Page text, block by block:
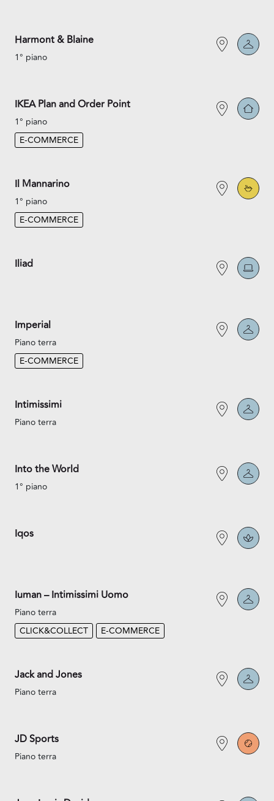
Harmont & Blaine
1° piano
IKEA Plan and Order Point
1° piano
E-COMMERCE
Il Mannarino
1° piano
E-COMMERCE
Iliad
Imperial
Piano terra
E-COMMERCE
Intimissimi
Piano terra
Into the World
1° piano
Iqos
Iuman – Intimissimi Uomo
Piano terra
CLICK&COLLECT
E-COMMERCE
Jack and Jones
Piano terra
JD Sports
Piano terra